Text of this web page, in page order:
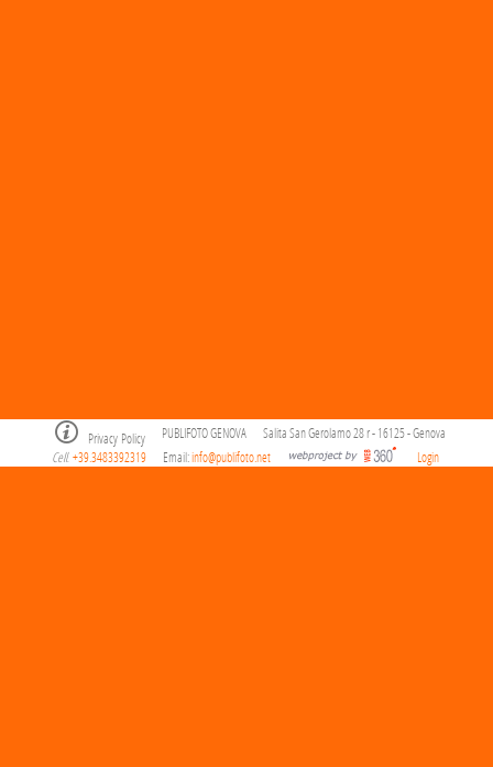
Privacy Policy PUBLIFOTO GENOVA
Salita San Gerolamo 28 r - 16125 - Genova
Cell. +39.3483392319 Email:info@publifoto.net Login